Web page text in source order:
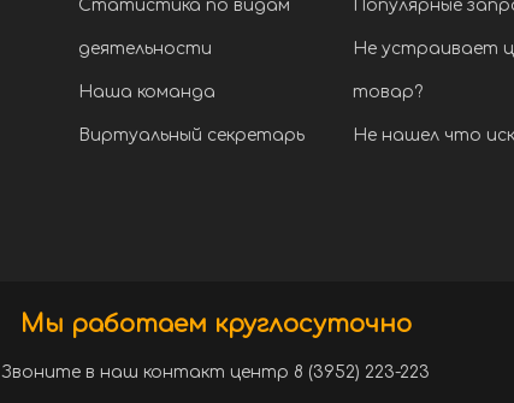
Статистика по видам
деятельности
Наша команда
Виртуальный секретарь
Популярные
Не устраивает
товар?
Не нашел что
Мы работаем круглосуточно
Звоните в наш контакт центр 8 (3952) 223-223